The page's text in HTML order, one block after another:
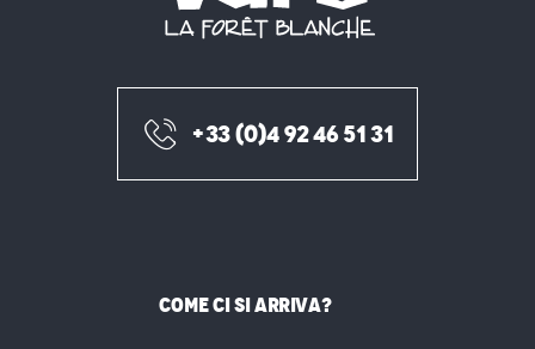
+33 (0)4 92 46 51 31
COME CI SI ARRIVA?